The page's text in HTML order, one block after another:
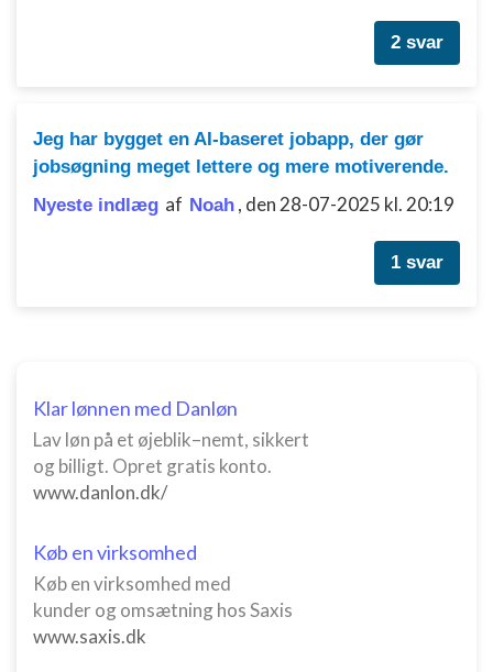
2 svar
Jeg har bygget en AI-baseret jobapp, der gør
jobsøgning meget lettere og mere motiverende.
Nyeste indlæg af Noah , den 28-07-2025 kl. 20:19
1 svar
Klar lønnen med Danløn
Lav løn på et øjeblik–nemt, sikkert
og billigt. Opret gratis konto.
www.danlon.dk/
Køb en virksomhed
Køb en virksomhed med
kunder og omsætning hos Saxis
www.saxis.dk